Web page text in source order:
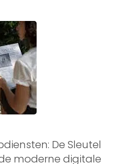
De Sleutel
moderne digitale